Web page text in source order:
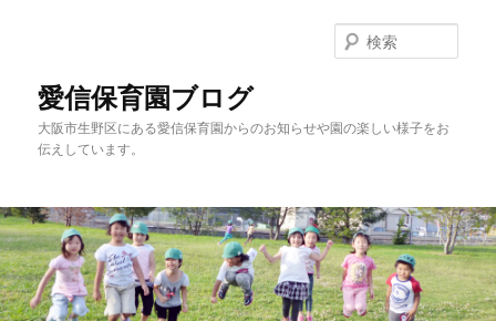
愛信保育園ブログ
大阪市生野区にある愛信保育園からのお知らせや園の楽しい様子をお
伝えしています。
索